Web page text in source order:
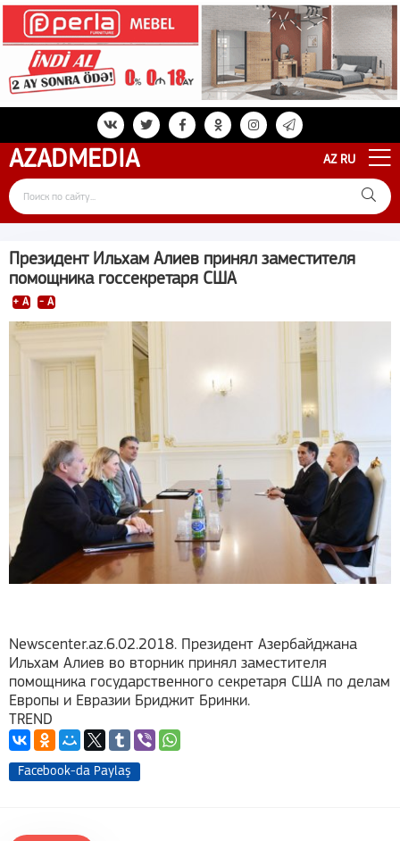
AZADMEDIA AZ RU
Президент Ильхам Алиев принял заместителя
помощника госсекретаря США
+ A - A
Newscenter.az.6.02.2018. Президент Азербайджана
Ильхам Алиев во вторник принял заместителя
помощника государственного секретаря США по делам
Европы и Евразии Бриджит Бринки.
TREND
Facebook-da Paylaş